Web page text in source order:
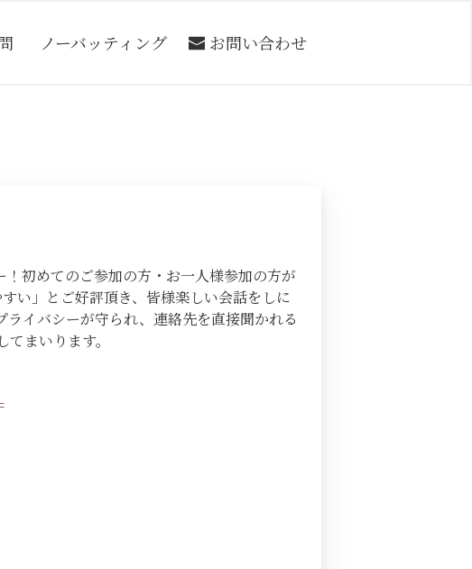
ノーバッティング お問い合わせ
初めてのご参加の方・お一人様参加の方が
い」とご好評頂き、皆様楽しい会話をしに
イバシーが守られ、連絡先を直接聞かれる
まいります。